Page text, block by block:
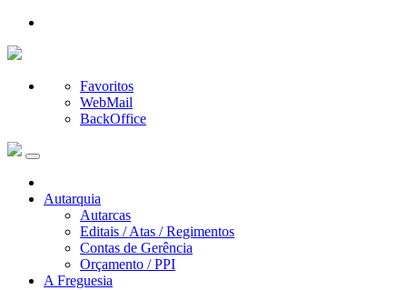
Favoritos
WebMail
BackOffice
Autarquia
Autarcas
Editais / Atas / Regimentos
Contas de Gerência
Orçamento / PPI
A Freguesia